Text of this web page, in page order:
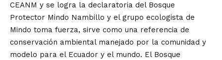
CEANM y se logra la declaratoria del Bosque
Protector Mindo Nambillo y el grupo ecologista de
Mindo toma fuerza, sirve como una referencia de
conservación ambiental manejado por la comunidad y
modelo para el Ecuador y el mundo. El Bosque